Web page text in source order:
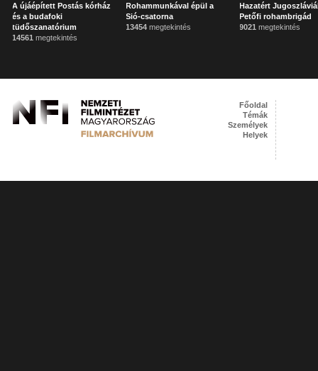
A újáépített Postás kórház
és a budafoki
tüdőszanatórium
14561 megtekintés
Rohammunkával épül a
Sió-csatorna
13454 megtekintés
Hazatért
Petőfi rohambrigád
9021 megtekintés
Főoldal
Témák
Személyek
Helyek